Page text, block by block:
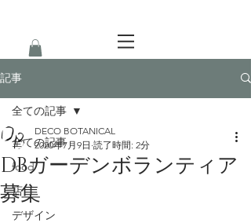
記事
全ての記事
food
店
デザイン
全ての記事
DBガーデンボランティア
募集
DECO BOTANICAL
2020年7月9日 読了時間: 2分